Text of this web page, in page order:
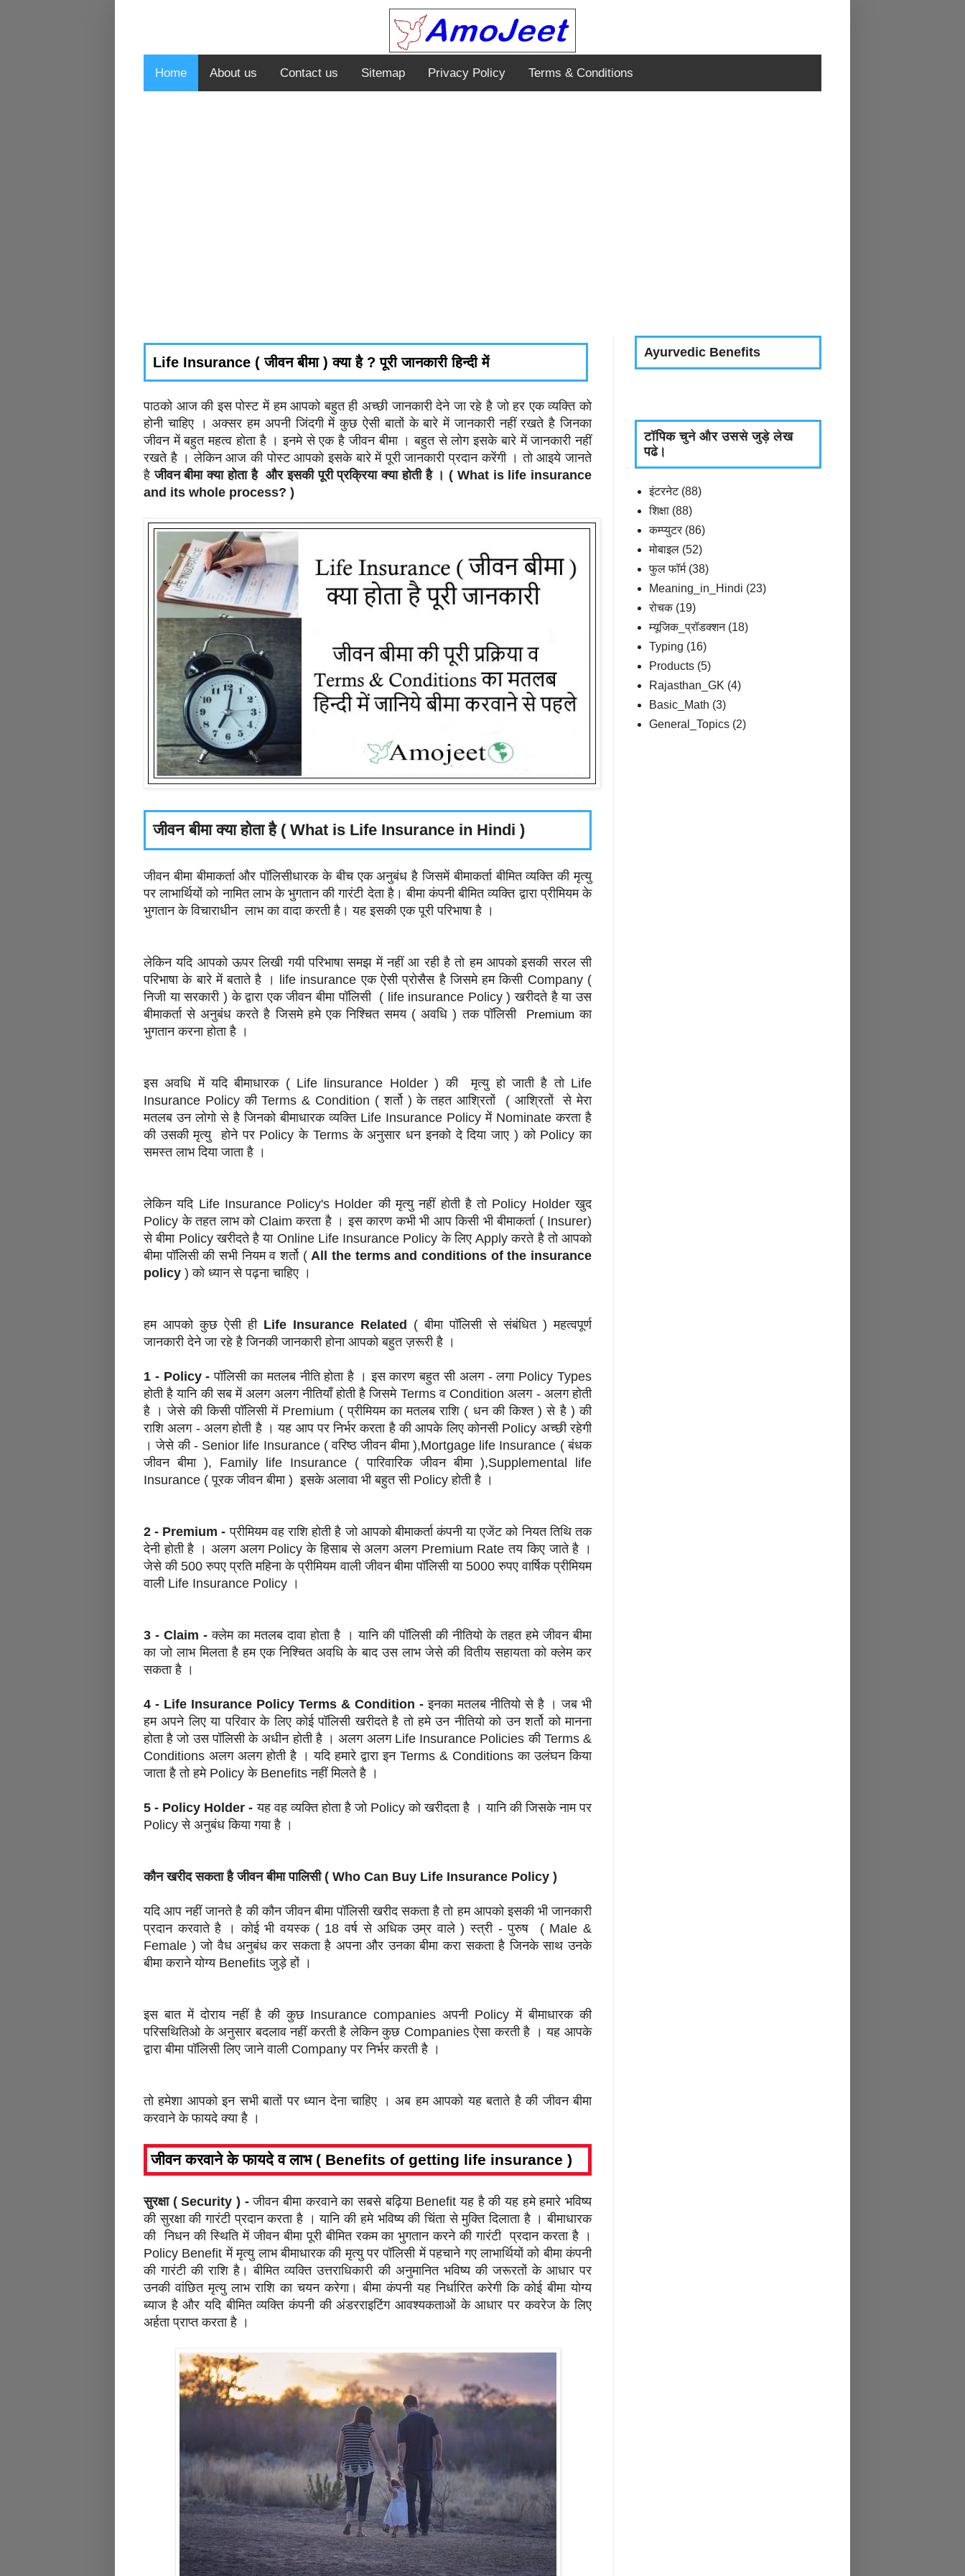
Home About us Contact us Sitemap Privacy Policy Terms & Conditions
Life Insurance ( जीवन बीमा ) क्या है ? पूरी जानकारी हिन्दी में
पाठको आज की इस पोस्ट में हम आपको बहुत ही अच्छी जानकारी देने जा रहे है जो हर एक व्यक्ति को
होनी चाहिए । अक्सर हम अपनी जिंदगी में कुछ ऐसी बातों के बारे में जानकारी नहीं रखते है जिनका
जीवन में बहुत महत्व होता है । इनमे से एक है जीवन बीमा । बहुत से लोग इसके बारे में जानकारी नहीं
रखते है । लेकिन आज की पोस्ट आपको इसके बारे में पूरी जानकारी प्रदान करेंगी । तो आइये जानते
हैजीवन बीमा क्या होता है और इसकी पूरी प्रक्रिया क्या होती है । ( What is life insurance
and its whole process? )
जीवन बीमा क्या होता है ( What is Life Insurance in Hindi )
जीवन बीमा बीमाकर्ता और पॉलिसीधारक के बीच एक अनुबंध है जिसमें बीमाकर्ता बीमित व्यक्ति की मृत्यु
पर लाभार्थियों को नामित लाभ के भुगतान की गारंटी देता है। बीमा कंपनी बीमित व्यक्ति द्वारा प्रीमियम के
भुगतान के विचाराधीन लाभ का वादा करती है। यह इसकी एक पूरी परिभाषा है ।
लेकिन यदि आपको ऊपर लिखी गयी परिभाषा समझ में नहीं आ रही है तो हम आपको इसकी सरल सी
परिभाषा के बारे में बताते है । life insurance एक ऐसी प्रोसैस है जिसमे हम किसी Company (
निजी या सरकारी ) के द्वारा एक जीवन बीमा पॉलिसी ( life insurance Policy ) खरीदते है या उस
बीमाकर्ता से अनुबंध करते है जिसमे हमे एक निश्चित समय ( अवधि ) तक पॉलिसी
Premium का
भुगतान करना होता है ।
इस अवधि में यदि बीमाधारक ( Life linsurance Holder ) की मृत्यु हो जाती है तो Life
Insurance Policy की Terms & Condition ( शर्तो ) के तहत आश्रितों ( आश्रितों से मेरा
मतलब उन लोगो से है जिनको बीमाधारक व्यक्ति Life Insurance Policy में Nominate करता है
की उसकी मृत्यु होने पर Policy के Terms के अनुसार धन इनको दे दिया जाए ) को Policy का
समस्त लाभ दिया जाता है ।
लेकिन यदि Life Insurance Policy's Holder की मृत्यु नहीं होती है तो Policy Holder खुद
Policy के तहत लाभ को Claim करता है । इस कारण कभी भी आप किसी भी बीमाकर्ता ( Insurer)
से बीमा Policy खरीदते है या Online Life Insurance Policy के लिए Apply करते है तो आपको
बीमा पॉलिसी की सभी नियम व शर्तो (All the terms and conditions of the insurance
policy ) को ध्यान से पढ़ना चाहिए ।
हम आपको कुछ ऐसी ही Life Insurance Related ( बीमा पॉलिसी से संबंधित ) महत्वपूर्ण
जानकारी देने जा रहे है जिनकी जानकारी होना आपको बहुत ज़रूरी है ।
1 - Policy - पॉलिसी का मतलब नीति होता है । इस कारण बहुत सी अलग - लगा Policy Types
होती है यानि की सब में अलग अलग नीतियाँ होती है जिसमे Terms व Condition अलग - अलग होती
है । जेसे की किसी पॉलिसी में Premium ( प्रीमियम का मतलब राशि ( धन की किश्त ) से है ) की
राशि अलग - अलग होती है । यह आप पर निर्भर करता है की आपके लिए कोनसी Policy अच्छी रहेगी
। जेसे की - Senior life Insurance ( वरिष्ठ जीवन बीमा ),Mortgage life Insurance ( बंधक
जीवन बीमा ), Family life Insurance ( पारिवारिक जीवन बीमा ),Supplemental life
Insurance ( पूरक जीवन बीमा ) इसके अलावा भी बहुत सी Policy होती है ।
2 - Premium - प्रीमियम वह राशि होती है जो आपको बीमाकर्ता कंपनी या एजेंट को नियत तिथि तक
देनी होती है । अलग अलग Policy के हिसाब से अलग अलग Premium Rate तय किए जाते है ।
जेसे की 500 रुपए प्रति महिना के प्रीमियम वाली जीवन बीमा पॉलिसी या 5000 रुपए वार्षिक प्रीमियम
वाली Life Insurance Policy ।
3 - Claim -क्लेम का मतलब दावा होता है । यानि की पॉलिसी की नीतियो के तहत हमे जीवन बीमा
का जो लाभ मिलता है हम एक निश्चित अवधि के बाद उस लाभ जेसे की वितीय सहायता को क्लेम कर
सकता है ।
4 - Life Insurance Policy Terms & Condition - इनका मतलब नीतियो से है । जब भी
हम अपने लिए या परिवार के लिए कोई पॉलिसी खरीदते है तो हमे उन नीतियो को उन शर्तो को मानना
होता है जो उस पॉलिसी के अधीन होती है । अलग अलग Life Insurance Policies की Terms &
Conditions अलग अलग होती है । यदि हमारे द्वारा इन Terms & Conditions का उलंघन किया
जाता है तो हमे Policy के Benefits नहीं मिलते है ।
5 - Policy Holder -यह वह व्यक्ति होता है जो Policy को खरीदता है । यानि की जिसके नाम पर
Policy से अनुबंध किया गया है ।
कौन खरीद सकता है जीवन बीमा पालिसी ( Who Can Buy Life Insurance Policy )
यदि आप नहीं जानते है की कौन जीवन बीमा पॉलिसी खरीद सकता है तो हम आपको इसकी भी जानकारी
प्रदान करवाते है । कोई भी वयस्क ( 18 वर्ष से अधिक उम्र वाले ) स्त्री - पुरुष ( Male &
Female ) जो वैध अनुबंध कर सकता है अपना और उनका बीमा करा सकता है जिनके साथ उनके
बीमा कराने योग्य Benefits जुड़े हों ।
इस बात में दोराय नहीं है की कुछ Insurance companies अपनी Policy में बीमाधारक की
परिसथितिओ के अनुसार बदलाव नहीं करती है लेकिन कुछ Companies ऐसा करती है । यह आपके
द्वारा बीमा पॉलिसी लिए जाने वाली Company पर निर्भर करती है ।
तो हमेशा आपको इन सभी बातों पर ध्यान देना चाहिए । अब हम आपको यह बताते है की जीवन बीमा
करवाने के फायदे क्या है ।
जीवन करवाने के फायदे व लाभ ( Benefits of getting life insurance )
सुरक्षा ( Security ) -जीवन बीमा करवाने का सबसे बढ़िया Benefit यह है की यह हमे हमारे भविष्य
की सुरक्षा की गारंटी प्रदान करता है । यानि की हमे भविष्य की चिंता से मुक्ति दिलाता है । बीमाधारक
की निधन की स्थिति में जीवन बीमा पूरी बीमित रकम का भुगतान करने की गारंटी प्रदान करता है ।
Policy Benefit में मृत्यु लाभ बीमाधारक की मृत्यु पर पॉलिसी में पहचाने गए लाभार्थियों को बीमा कंपनी
की गारंटी की राशि है। बीमित व्यक्ति उत्तराधिकारी की अनुमानित भविष्य की जरूरतों के आधार पर
उनकी वांछित मृत्यु लाभ राशि का चयन करेगा। बीमा कंपनी यह निर्धारित करेगी कि कोई बीमा योग्य
ब्याज है और यदि बीमित व्यक्ति कंपनी की अंडरराइटिंग आवश्यकताओं के आधार पर कवरेज के लिए
अर्हता प्राप्त करता है ।
Ayurvedic Benefits
टॉपिक चुने और उससे जुड़े लेख
पढे।
इंटरनेट (88)
शिक्षा (88)
कम्प्युटर (86)
मोबाइल (52)
फुल फॉर्म (38)
Meaning_in_Hindi (23)
रोचक (19)
म्यूजिक_प्रॉडक्शन (18)
Typing (16)
Products (5)
Rajasthan_GK (4)
Basic_Math (3)
General_Topics (2)